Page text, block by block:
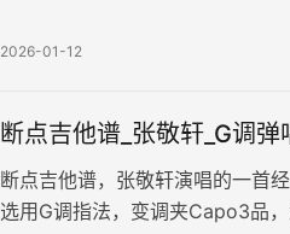
2026-01-12
断点吉他谱_张敬轩_G调
断点吉他谱，张敬轩演唱的一首
选用G调指法，变调夹Capo3品